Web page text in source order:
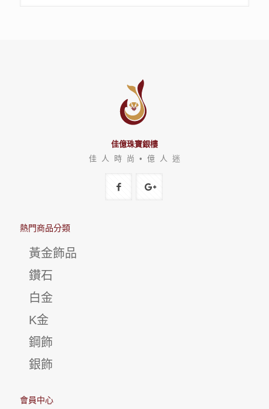
佳億珠寶銀樓
佳 人 時 尚 • 億 人 迷
熱門商品分類
黃金飾品
鑽石
白金
K金
鋼飾
銀飾
會員中心